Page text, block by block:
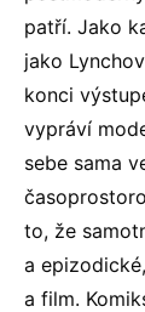
patří. Jako
jako
konci
vypráví
sebe sama
to, že
a
a film.